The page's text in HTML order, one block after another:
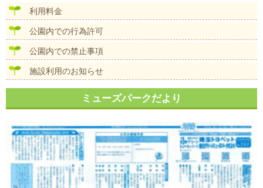
利用料金
公園内での行為許可
公園内での禁止事項
施設利用のお知らせ
ミューズパークだより